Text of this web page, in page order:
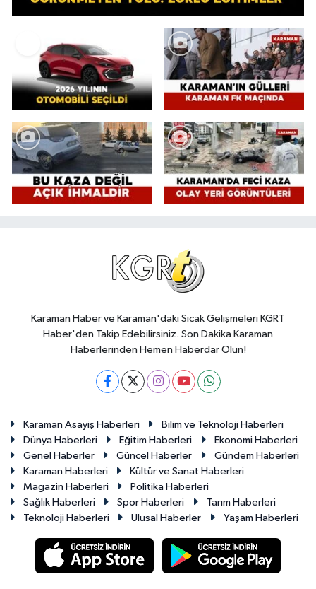
Karaman Haber ve Karaman'daki Sıcak Gelişmeleri KGRT
Haber'den Takip Edebilirsiniz. Son Dakika Karaman
Haberlerinden Hemen Haberdar Olun!
Karaman Asayiş Haberleri
Bilim ve Teknoloji Haberleri
Dünya Haberleri
Eğitim Haberleri
Ekonomi Haberleri
Genel Haberler
Güncel Haberler
Gündem Haberleri
Karaman Haberleri
Kültür ve Sanat Haberleri
Magazin Haberleri
Politika Haberleri
Sağlık Haberleri
Spor Haberleri
Tarım Haberleri
Teknoloji Haberleri
Ulusal Haberler Yaşam Haberleri